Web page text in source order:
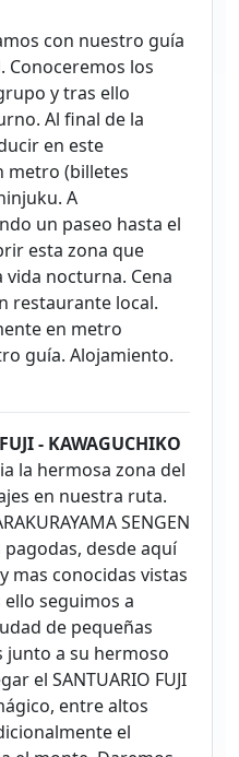
con nuestro guía
Conoceremos los
y tras ello
Al final de la
en este
metro (billetes
A
un paseo hasta el
esta zona que
nocturna. Cena
restaurante local.
en metro
guía. Alojamiento.
- KAWAGUCHIKO
la hermosa zona del
en nuestra ruta.
SENGEN
pagodas, desde aquí
mas conocidas vistas
seguimos a
de pequeñas
junto a su hermoso
el SANTUARIO FUJI
entre altos
el